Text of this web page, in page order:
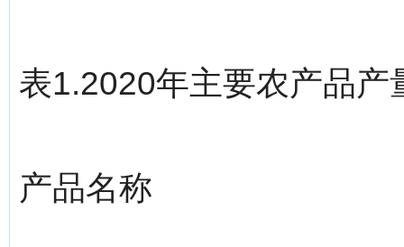
表1.2020年主要农产品产
产品名称